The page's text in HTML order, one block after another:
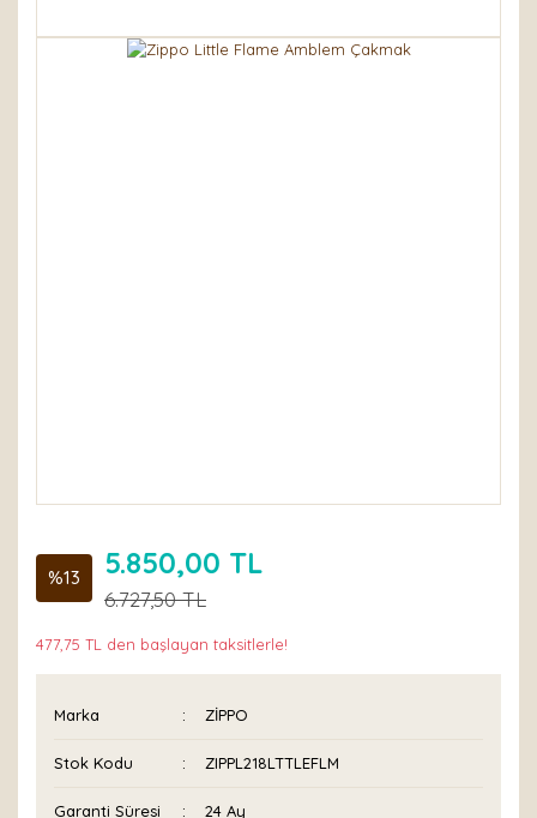
%13 5.850,00 TL
6.727,50 TL
477,75 TL den başlayan taksitlerle!
Marka ZİPPO
Stok Kodu ZIPPL218LTTLEFLM
Garanti Süresi 24 Ay